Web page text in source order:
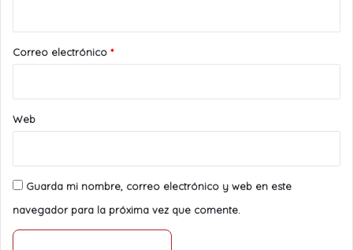
*Correo electrónico *
Web
Guarda mi nombre, correo electrónico y web en este
navegador para la próxima vez que comente.